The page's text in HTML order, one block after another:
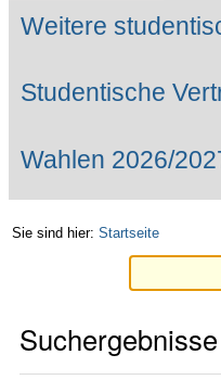
Weitere
Studentische
Wahlen 2026/
Sie sind hier: Startseite
Suchergebnisse